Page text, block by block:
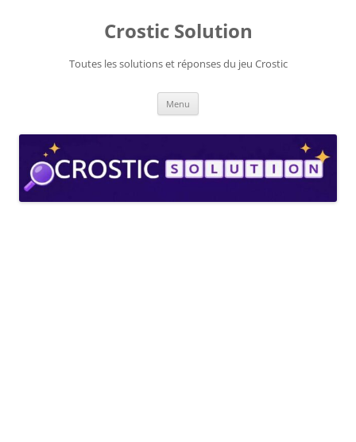
Crostic Solution
Toutes les solutions et réponses du jeu Crostic
Menu